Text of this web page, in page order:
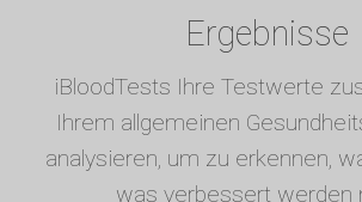
Ergebnisse
iBloodTests Ihre Testwerte
Ihrem allgemeinen
analysieren, um zu erkennen,
was verbessert werden